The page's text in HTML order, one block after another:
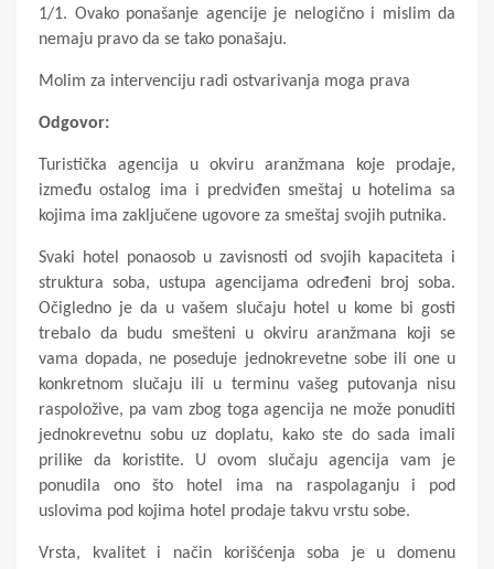
1/1. Ovako ponašanje agencije je nelogično i mislim da
nemaju pravo da se tako ponašaju.
Molim za intervenciju radi ostvarivanja moga prava
Odgovor:
Turistička agencija u okviru aranžmana koje prodaje,
između ostalog ima i predviđen smeštaj u hotelima sa
kojima ima zaključene ugovore za smeštaj svojih putnika.
Svaki hotel ponaosob u zavisnosti od svojih kapaciteta i
struktura soba, ustupa agencijama određeni broj soba.
Očigledno je da u vašem slučaju hotel u kome bi gosti
trebalo da budu smešteni u okviru aranžmana koji se
vama dopada, ne poseduje jednokrevetne sobe ili one u
konkretnom slučaju ili u terminu vašeg putovanja nisu
raspoložive, pa vam zbog toga agencija ne može ponuditi
jednokrevetnu sobu uz doplatu, kako ste do sada imali
prilike da koristite. U ovom slučaju agencija vam je
ponudila ono što hotel ima na raspolaganju i pod
uslovima pod kojima hotel prodaje takvu vrstu sobe.
Vrsta, kvalitet i način korišćenja soba je u domenu